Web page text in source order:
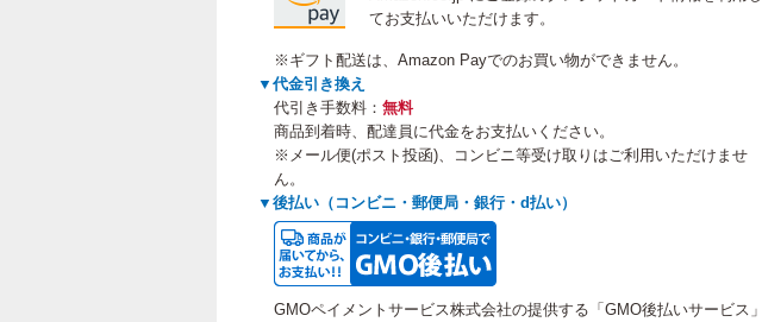
てお支払いいただけます。
※ギフト配送は、Amazon Payでのお買い物ができません。
▼代金引き換え
代引き手数料： 無料
商品到着時、配達員に代金をお支払いください。
※メール便(ポスト投函)、コンビニ等受け取りはご利用いただけませ
ん。
▼後払い（コンビニ・郵便局・銀行・d払い）
GMOペイメントサービス株式会社の提供する「GMO後払いサービス」